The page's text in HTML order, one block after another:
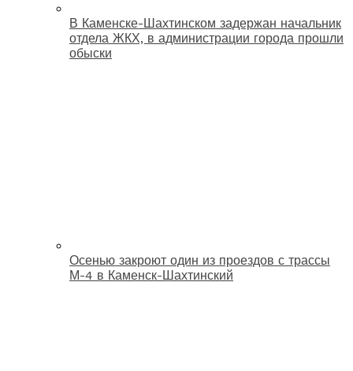
В Каменске-Шахтинском задержан начальник
отдела ЖКХ, в администрации города прошли
обыски
Осенью закроют один из проездов с трассы
М-4 в Каменск-Шахтинский